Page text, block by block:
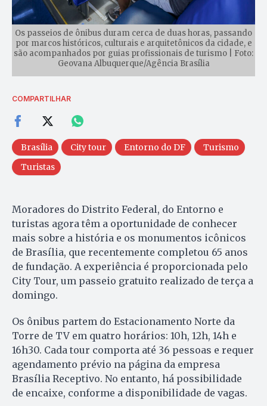
Os passeios de ônibus duram cerca de duas horas, passando
por marcos históricos, culturais e arquitetônicos da cidade, e
são acompanhados por guias profissionais de turismo | Foto:
Geovana Albuquerque/Agência Brasília
COMPARTILHAR
Brasília City tour Entorno do DF
Turismo
Turistas
Moradores do Distrito Federal, do Entorno e
turistas agora têm a oportunidade de conhecer
mais sobre a história e os monumentos icônicos
de Brasília, que recentemente completou 65 anos
de fundação. A experiência é proporcionada pelo
City Tour, um passeio gratuito realizado de terça a
domingo.
Os ônibus partem do Estacionamento Norte da
Torre de TV em quatro horários: 10h, 12h, 14h e
16h30. Cada tour comporta até 36 pessoas e requer
agendamento prévio na página da empresa
Brasília Receptivo. No entanto, há possibilidade
de encaixe, conforme a disponibilidade de vagas.